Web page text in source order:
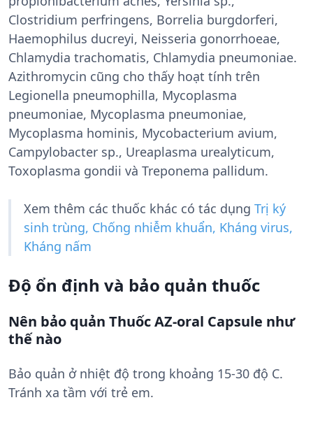
Clostridium perfringens, Borrelia burgdorferi,
Haemophilus ducreyi, Neisseria gonorrhoeae,
Chlamydia trachomatis, Chlamydia pneumoniae.
Azithromycin cũng cho thấy hoạt tính trên
Legionella pneumophilla, Mycoplasma
pneumoniae, Mycoplasma pneumoniae,
Mycoplasma hominis, Mycobacterium avium,
Campylobacter sp., Ureaplasma urealyticum,
Toxoplasma gondii và Treponema pallidum.
Xem thêm các thuốc khác có tác dụng Trị ký
sinh trùng, Chống nhiễm khuẩn, Kháng virus,
Kháng nấm
Độ ổn định và bảo quản thuốc
Nên bảo quản Thuốc AZ-oral Capsule như
thế nào
Bảo quản ở nhiệt độ trong khoảng 15-30 độ C.
Tránh xa tầm với trẻ em.